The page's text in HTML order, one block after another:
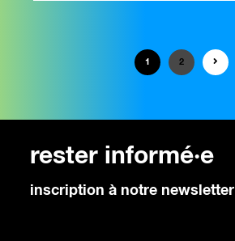
1 2
rester informé·e
inscription à notre newsletter